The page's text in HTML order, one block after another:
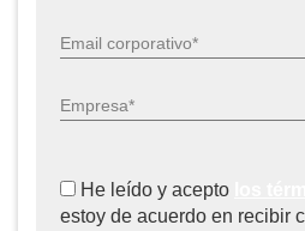
Email corporativo*
Empresa*
He leído y acepto
estoy de acuerdo en recibir